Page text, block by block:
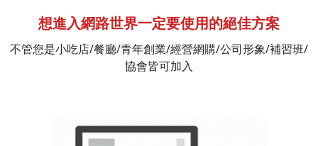
想進入網路世界一定要使用的絕佳方案
不管您是小吃店/餐廳/青年創業/經營網購/公司形象/補習班/
協會皆可加入